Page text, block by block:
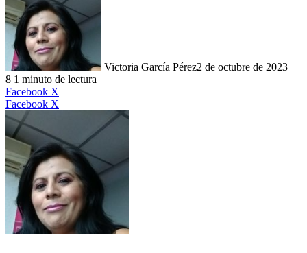
Victoria García Pérez2 de octubre de 2023
8 1 minuto de lectura
Facebook X
Facebook X
electrónico